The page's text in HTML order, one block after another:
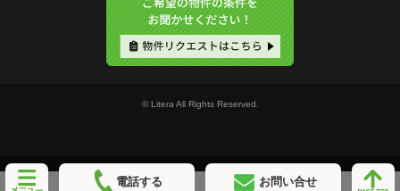
© Litera All Rights Reserved.
電話する お問い合せ